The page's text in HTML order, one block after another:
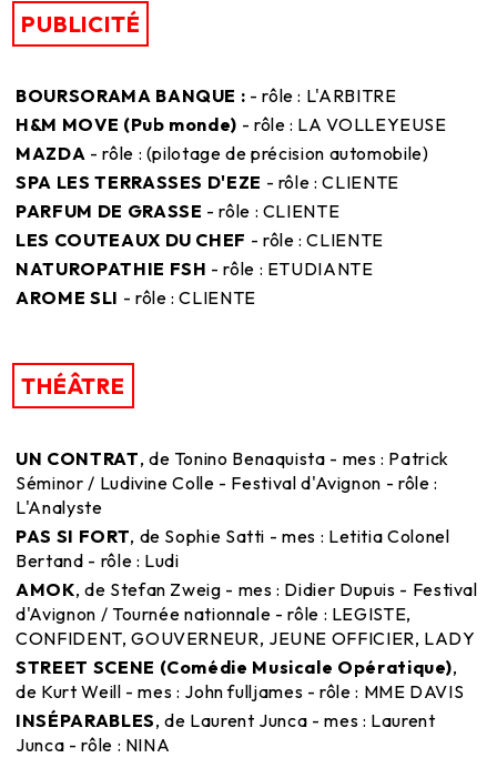
PUBLICITÉ
BOURSORAMA BANQUE : - rôle : L'ARBITRE
H&M MOVE (Pub monde) - rôle : LA VOLLEYEUSE
MAZDA - rôle : (pilotage de précision automobile)
SPA LES TERRASSES D'EZE - rôle : CLIENTE
PARFUM DE GRASSE - rôle : CLIENTE
LES COUTEAUX DU CHEF - rôle : CLIENTE
NATUROPATHIE FSH - rôle : ETUDIANTE
AROME SLI - rôle : CLIENTE
THÉÂTRE
UN CONTRAT, de Tonino Benaquista - mes : Patrick
Séminor / Ludivine Colle - Festival d'Avignon - rôle :
L'Analyste
PAS SI FORT, de Sophie Satti - mes : Letitia Colonel
Bertand - rôle : Ludi
AMOK, de Stefan Zweig - mes : Didier Dupuis - Festival
d'Avignon / Tournée nationnale - rôle : LEGISTE,
CONFIDENT, GOUVERNEUR, JEUNE OFFICIER, LADY
STREET SCENE (Comédie Musicale Opératique),
de Kurt Weill - mes : John fulljames - rôle : MME DAVIS
INSÉPARABLES, de Laurent Junca - mes : Laurent
Junca - rôle : NINA